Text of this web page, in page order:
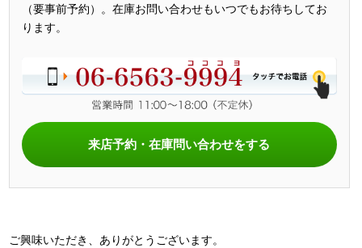
（要事前予約）。在庫お問い合わせもいつでもお待ちしてお
ります。
来店予約・在庫問い合わせをする
ご興味いただき、ありがとうございます。